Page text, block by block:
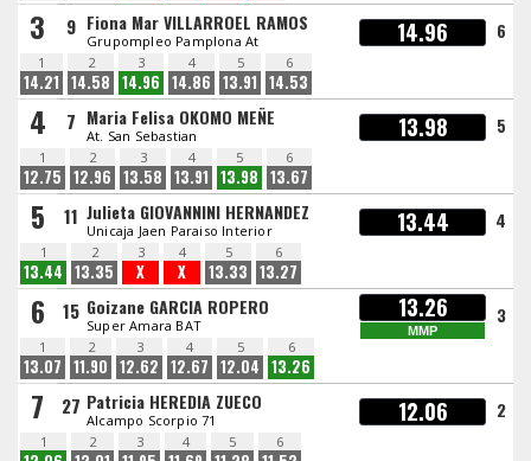
3 9 Fiona Mar VILLARROEL RAMOS
Grupompleo Pamplona At 14.96 6
1
14.21
2
14.58
3
14.96
4
14.86
5
13.91
6
14.53
4 7 Maria Felisa OKOMO MEÑE
At. San Sebastian 13.98 5
1
12.75
2
12.96
3
13.58
4
13.91
5
13.98
6
13.67
5 11 Julieta GIOVANNINI HERNANDEZ
Unicaja Jaen Paraiso Interior 13.44 4
1
13.44
2
13.35
3
X
4
X
5
13.33
6
13.27
6 15 Goizane GARCIA ROPERO
Super Amara BAT
13.26
MMP
3
1
13.07
2
11.90
3
12.62
4
12.67
5
12.04
6
13.26
7 27 Patricia HEREDIA ZUECO
Alcampo Scorpio 71 12.06 2
1 2 3 4 5 6